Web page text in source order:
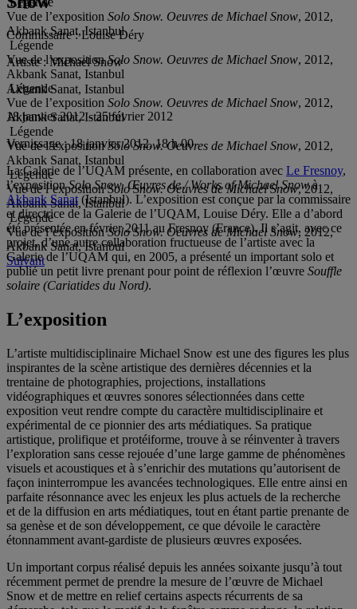
Vue de l’exposition Solo Snow. Oeuvres de Michael Snow, 2012,
Akbank Sanat, Istanbul
Légende
Vue de l’expositionSolo Snow. Oeuvres de Michael Snow, 2012,
Akbank Sanat, Istanbul
Légende
Vue de l’exposition Solo Snow. Oeuvres de Michael Snow, 2012,
Akbank Sanat, Istanbul
Légende
Vue de l’expositionSolo Snow. Oeuvres de Michael Snow, 2012,
Akbank Sanat, Istanbul
Légende
Vue de l’expositionSolo Snow. Oeuvres de Michael Snow, 2012,
Akbank Sanat, Istanbul
Légende
Vue de l’expositionSolo Snow. Oeuvres de Michael Snow, 2012,
Akbank Sanat, Istanbul
Suivant
Commissaire :Louise Déry
Artiste :Michael Snow
Akbank Sanat, Istanbul
18 janvier 2012 - 25 février 2012
Vernissage :18 janvier 2012, 18 h 00
La Galerie de l’UQAM présente, en collaboration avec Le Fresnoy,
l’expositionSolo Snow. Œuvres de / Works of Michael Snowà
Akbank Sanat(Istanbul). L’exposition est conçue par la commissaire
et directrice de la Galerie de l’UQAM, Louise Déry. Elle a d’abord
été présentée en février 2011 au Fresnoy (France). Il s’agit, avec ce
projet, d’une autre collaboration fructueuse de l’artiste avec la
Galerie de l’UQAM qui, en 2005, a présenté un important solo et
publié un petit livre prenant pour point de réflexion l’œuvre Souffle
solaire (Cariatides du Nord).
L’exposition
L’artiste multidisciplinaire Michael Snow est une des figures les plus
inspirantes de la scène artistique des dernières décennies et la
trentaine de photographies, projections, installations
vidéographiques et œuvres sonores sélectionnées dans cette
exposition veut rendre compte du caractère multidisciplinaire et
expérimental de ce pionnier des arts médiatiques. Sa pratique
artistique, prolifique et protéiforme, trouve à se réinventer à travers
l’exploration sans cesse rejouée d’une large gamme de phénomènes
visuels et acoustiques et à s’enrichir des mutations qu’autorisent de
façon ininterrompue les avancées technologiques. Elle entre ainsi en
parfaite résonnance avec les enjeux les plus actuels de la recherche
et de la diffusion en arts médiatiques, tout en étant partie prenante de
sa genèse et de son développement, ce que dévoile le caractère
étonnamment avant-gardiste de plusieurs œuvres exposées.
Un important corpus réalisé depuis les années soixante jusqu’à tout
récemment permet de prendre la mesure de l’œuvre de Michael
Snow et de mettre en relief certains aspects récurrents de sa